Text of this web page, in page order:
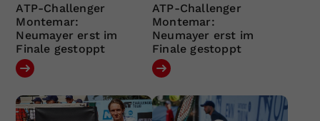
ATP-Challenger
Montemar:
Neumayer erst im
Finale gestoppt
ATP-Challenger
Montemar:
Neumayer erst im
Finale gestoppt